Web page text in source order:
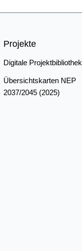
Projekte
Digitale Projektbibliothek
Übersichtskarten NEP
2037/2045 (2025)